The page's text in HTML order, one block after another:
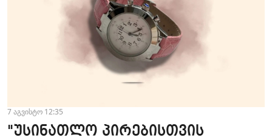
7 აგვისტო 12:35
"უსინათლო პირებისთვის